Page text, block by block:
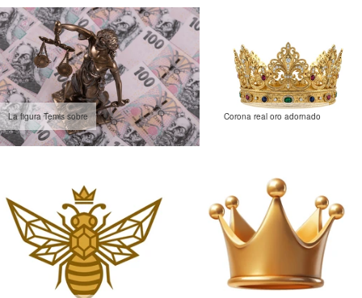
La figura Temis sobre Corona real oro adornado